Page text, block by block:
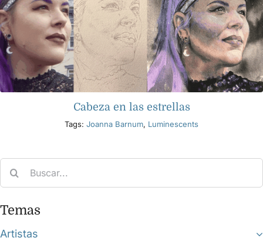
Cabeza en las estrellas
Tags: Joanna Barnum, Luminescents
Temas
Artistas